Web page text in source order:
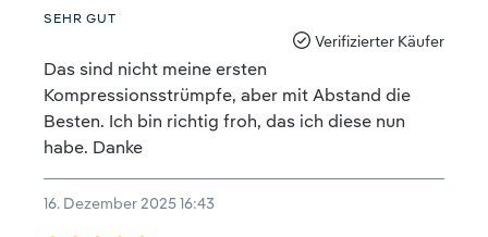
Bewertung mit 5 von 5 Sternen
SEHR GUT
Verifizierter Käufer
Das sind nicht meine ersten
Kompressionsstrümpfe, aber mit Abstand die
Besten. Ich bin richtig froh, das ich diese nun
habe. Danke
16. Dezember 2025 16:43